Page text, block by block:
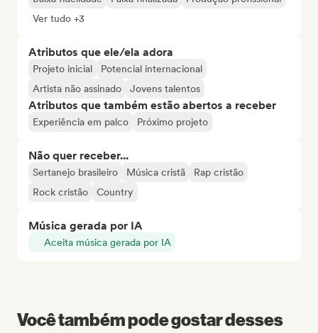
Ver tudo +3
Atributos que ele/ela adora
Projeto inicial
Potencial internacional
Artista não assinado
Jovens talentos
Atributos que também estão abertos a receber
Experiência em palco Próximo projeto
Não quer receber...
Sertanejo brasileiro Música cristã
Rap cristão
Rock cristão
Country
Música gerada por IA
Aceita música gerada por IA
Você também pode gostar desses